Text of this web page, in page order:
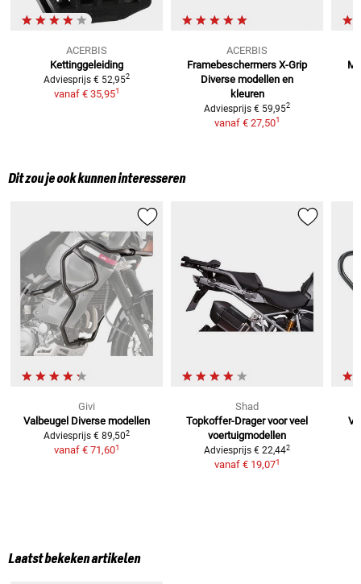
ACERBIS
Kettinggeleiding
Adviesprijs € 52,952
vanaf € 35,951
ACERBIS
Framebeschermers X-Grip
Diverse modellen en
kleuren
Adviesprijs € 59,952
vanaf € 27,501
Dit zou je ook kunnen interesseren
Givi
Valbeugel Diverse modellen
Adviesprijs € 89,502
vanaf € 71,601
Shad
Topkoffer-Drager voor veel
voertuigmodellen
Adviesprijs € 22,442
vanaf € 19,071
Laatst bekeken artikelen